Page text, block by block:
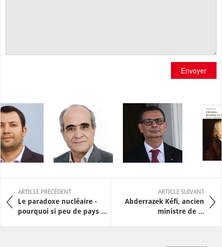
Envoyer
ARTICLE PRÉCÉDENT
Le paradoxe nucléaire -
pourquoi si peu de pays ...
ARTICLE SUIVANT
Abderrazek Kéfi, ancien
ministre de ...